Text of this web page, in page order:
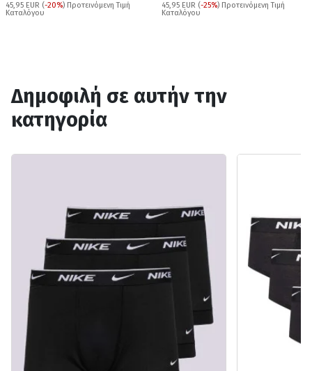
45,95 EUR (-20%) Προτεινόμενη Τιμή
Καταλόγου
45,95 EUR (-25%) Προτεινόμενη Τιμή
Καταλόγου
Δημοφιλή σε αυτήν την
κατηγορία